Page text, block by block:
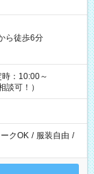
ら徒歩6分
：10:00～
可！）
クOK / 服装自由 /